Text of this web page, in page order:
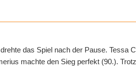
das Spiel nach der Pause. Tessa
machte den Sieg perfekt (90.).